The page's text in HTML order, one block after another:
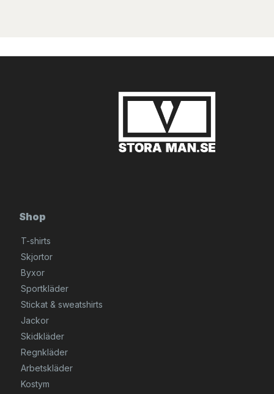
Shop
T-shirts
Skjortor
Byxor
Sportkläder
Stickat & sweatshirts
Jackor
Skidkläder
Regnkläder
Arbetskläder
Kostym